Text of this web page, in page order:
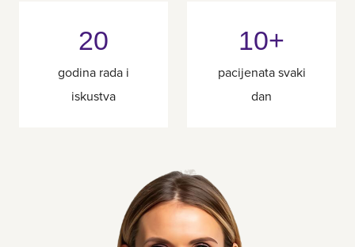
20
godina rada i
iskustva
10+
pacijenata svaki
dan